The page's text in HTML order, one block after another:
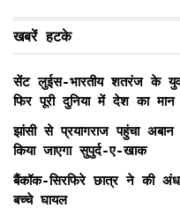
खबरें हटके
सेंट लुईस-भारतीय शतरंज के
फिर पूरी दुनिया में देश का मान
झांसी से प्रयागराज पहुंचा
किया जाएगा सुपुर्द-ए-खाक
बैंकॉक-सिरफिरे छात्र ने की
बच्चे घायल